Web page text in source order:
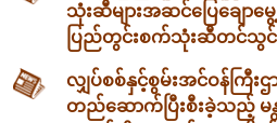
သုံးဆီများအဆင်ပြေချောမွေ့
ပြည်တွင်းစက်သုံးဆီတင်သွင်း
လျှပ်စစ်နှင့်စွမ်းအင်ဝန်ကြီ
တည်ဆောက်ပြီးစီးခဲ့သည့် မန္